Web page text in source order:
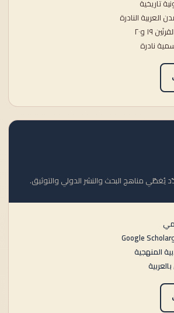
تاريخية
النادرة
١٩ و٢٠
نادرة
يُغطّي مناهج البحث والنشر الدولي والتوثيق.
المنهجية